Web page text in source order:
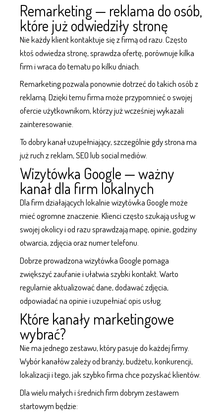
Remarketing — reklama do osób,
które już odwiedziły stronę
Nie każdy klient kontaktuje się z firmą od razu. Często
ktoś odwiedza stronę, sprawdza ofertę, porównuje kilka
firm i wraca do tematu po kilku dniach.
Remarketing pozwala ponownie dotrzeć do takich osób z
reklamą. Dzięki temu firma może przypomnieć o swojej
ofercie użytkownikom, którzy już wcześniej wykazali
zainteresowanie.
To dobry kanał uzupełniający, szczególnie gdy strona ma
już ruch z reklam,SEOlubsocial mediów
Wizytówka Google — ważny
kanał dla firm lokalnych
Dla firm działających lokalnie wizytówka Google może
mieć ogromne znaczenie. Klienci często szukają usług w
swojej okolicy i od razu sprawdzają mapę, opinie, godziny
otwarcia, zdjęcia oraz numer telefonu.
Dobrze prowadzona wizytówka Google pomaga
zwiększyć zaufanie i ułatwia szybki kontakt. Warto
regularnie aktualizować dane, dodawać zdjęcia,
odpowiadać na opinie i uzupełniać opis usług.
Które kanały marketingowe
wybrać?
Nie ma jednego zestawu, który pasuje do każdej firmy.
Wybór kanałów zależy od branży, budżetu, konkurencji,
lokalizacji i tego, jak szybko firma chce pozyskać klientów.
Dla wielu małych i średnich firm dobrym zestawem
startowym będzie: